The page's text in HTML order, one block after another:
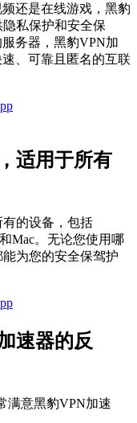
还是在线游戏，黑豹
私保护和安全保
务器，黑豹VPN加
、可靠且匿名的互联
适用于所有
的设备，包括
Mac。无论您使用哪
为您的安全保驾护
速器的反